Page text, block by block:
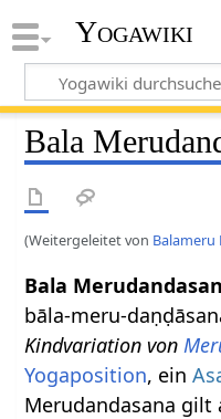
Yogawiki
Bala
(Weitergeleitet von Balameru
Bala
bāla-meru-
Kindvariation von
Yogaposition, ein
Merudandasana gilt